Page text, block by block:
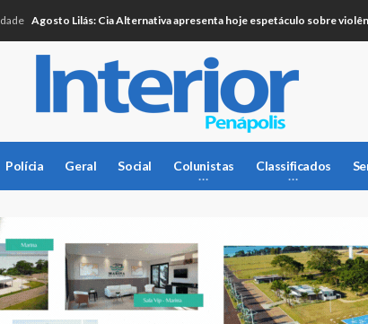
Agosto Lilás: Cia Alternativa apresenta hoje espetáculo sobre violência
Polícia Geral Social Colunistas Classificados